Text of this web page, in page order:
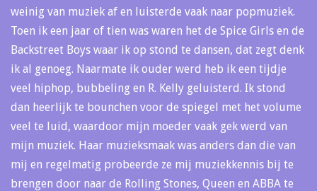
weinig van muziek af en luisterde vaak naar popmuziek.
Toen ik een jaar of tien was waren het de Spice Girls en de
Backstreet Boys waar ik op stond te dansen, dat zegt denk
ik al genoeg. Naarmate ik ouder werd heb ik een tijdje
veel hiphop, bubbeling en R. Kelly geluisterd. Ik stond
dan heerlijk te bounchen voor de spiegel met het volume
veel te luid, waardoor mijn moeder vaak gek werd van
mijn muziek. Haar muzieksmaak was anders dan die van
mij en regelmatig probeerde ze mij muziekkennis bij te
brengen door naar de Rolling Stones, Queen en ABBA te